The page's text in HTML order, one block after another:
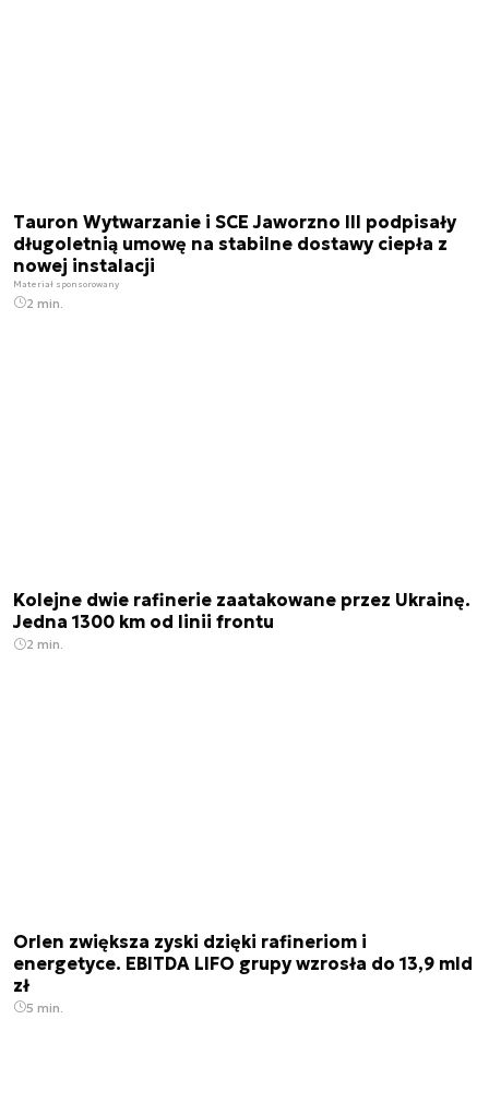
Tauron Wytwarzanie i SCE Jaworzno III podpisały
długoletnią umowę na stabilne dostawy ciepła z
nowej instalacji
Materiał sponsorowany
2 min.
Kolejne dwie rafinerie zaatakowane przez Ukrainę.
Jedna 1300 km od linii frontu
2 min.
Orlen zwiększa zyski dzięki rafineriom i
energetyce. EBITDA LIFO grupy wzrosła do 13,9 mld
zł
5 min.